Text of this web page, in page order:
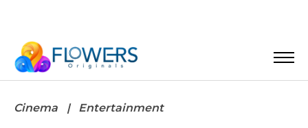
Cinema Entertainment